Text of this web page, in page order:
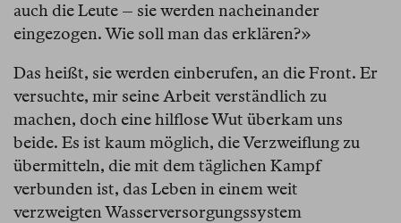
auch die Leute – sie werden nacheinander
eingezogen. Wie soll man das erklären?»
Das heißt, sie werden einberufen, an die Front. Er
versuchte, mir seine Arbeit verständlich zu
machen, doch eine hilflose Wut überkam uns
beide. Es ist kaum möglich, die Verzweiflung zu
übermitteln, die mit dem täglichen Kampf
verbunden ist, das Leben in einem weit
verzweigten Wasserversorgungssystem